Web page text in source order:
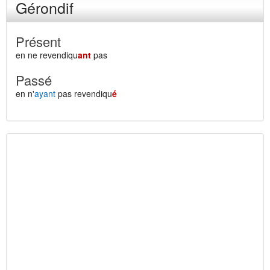
Gérondif
Présent
en ne revendiquant pas
Passé
en n'ayant pas revendiqué